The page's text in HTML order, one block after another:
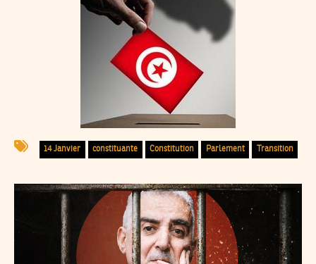
14 Janvier constituante Constitution Parlement Transition